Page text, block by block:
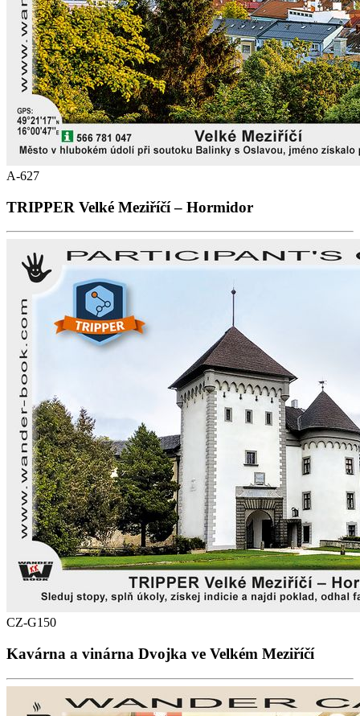
A-627
TRIPPER Velké Meziříčí – Hormidor
CZ-G150
Kavárna a vinárna Dvojka ve Velkém Meziříčí